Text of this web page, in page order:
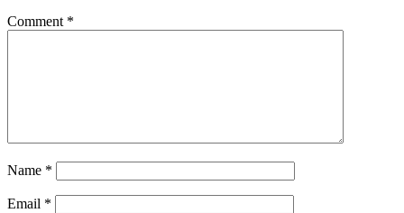
Comment *
Name *
Email *